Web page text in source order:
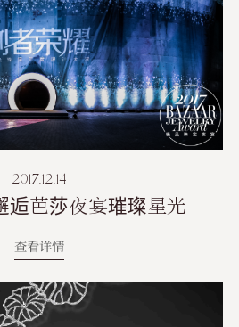
2017.12.14
逅芭莎夜宴璀璨星光
查看详情